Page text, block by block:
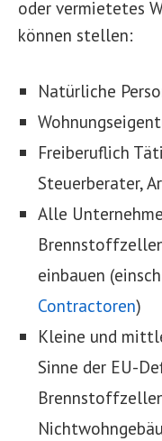
oder vermietetes
können stellen:
Natürliche
Freiberuflich
Steuerberater,
Alle
einbauen
Contractoren)
Kleine und
Sinne der EU-